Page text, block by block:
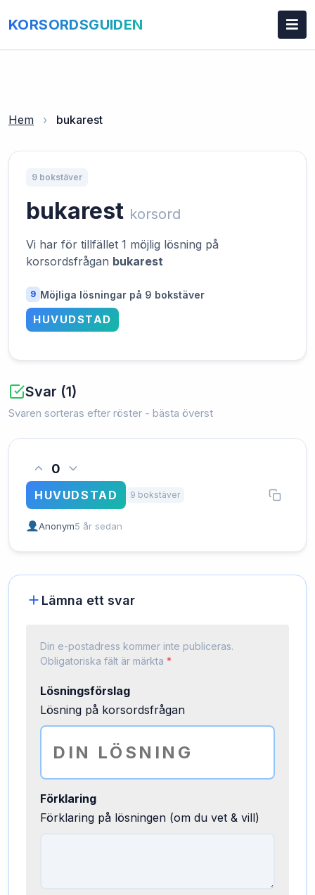
KORSORDSGUIDEN
Hem › bukarest
9 bokstäver
bukarest korsord
Vi har för tillfället 1 möjlig lösning på
korsordsfrågan bukarest
9 Möjliga lösningar på 9 bokstäver
HUVUDSTAD
Svar (1)
Svaren sorteras efter röster - bästa överst
0
HUVUDSTAD 9 bokstäver
Anonym5 år sedan
Lämna ett svar
Din e-postadress kommer inte publiceras.
Obligatoriska fält är märkta *
Lösningsförslag
Lösning på korsordsfrågan
Förklaring
Förklaring på lösningen (om du vet & vill)